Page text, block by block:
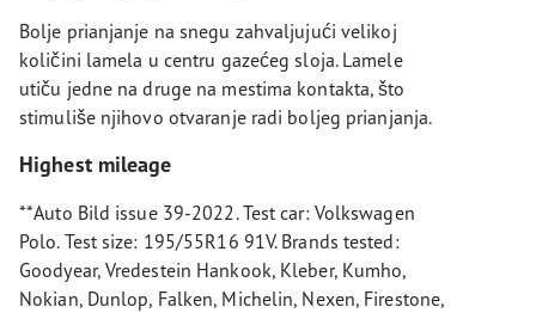
Bolje prianjanje na snegu zahvaljujući velikoj
količini lamela u centru gazećeg sloja. Lamele
utiču jedne na druge na mestima kontakta, što
stimuliše njihovo otvaranje radi boljeg prianjanja.
Highest mileage
**Auto Bild issue 39-2022. Test car: Volkswagen
Polo. Test size: 195/55R16 91V. Brands tested:
Goodyear, Vredestein Hankook, Kleber, Kumho,
Nokian, Dunlop, Falken, Michelin, Nexen, Firestone,